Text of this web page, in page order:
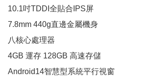
10.1吋TDDI全貼合IPS屏
7.8mm 440g直邊金屬機身
八核心處理器
4GB 運存 128GB 高速存儲
Android14智慧型系統平行視窗